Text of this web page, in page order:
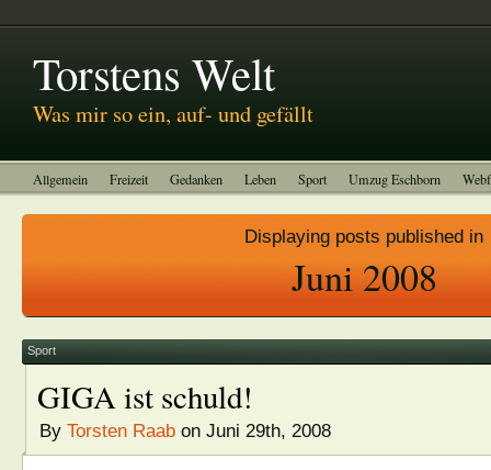
Torstens Welt
Was mir so ein, auf- und gefällt
Allgemein Freizeit Gedanken Leben Sport Umzug Eschborn
Displaying posts published in
Juni 2008
Sport
GIGA ist schuld!
By Torsten Raab on Juni 29th, 2008